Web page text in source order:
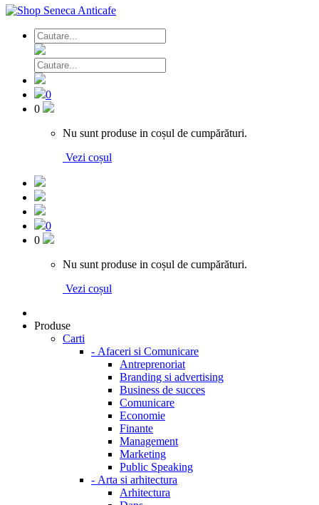
0
0
Nu sunt produse in coșul de cumpărături.
Vezi coșul
0
0
Nu sunt produse in coșul de cumpărături.
Vezi coșul
Produse
Carti
- Afaceri si Comunicare
Antreprenoriat
Branding si advertising
Business de succes
Comunicare
Economie
Finante
Management
Marketing
Public Speaking
- Arta si arhitectura
Arhitectura